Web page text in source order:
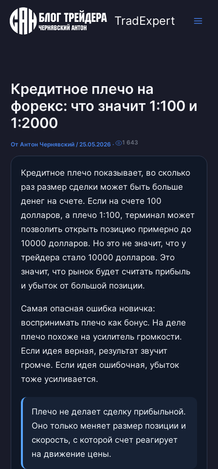
Перейти
содержимому
TradExpert
Кредитное плечо на
форекс: что значит 1:100 и
1:2000
ОтАнтон Чернявский/25.05.2026 · 1 643
Кредитное плечо показывает, во сколько
раз размер сделки может быть больше
денег на счете. Если на счете 100
долларов, а плечо 1:100, терминал может
позволить открыть позицию примерно до
10000 долларов. Но это не значит, что у
трейдера стало 10000 долларов. Это
значит, что рынок будет считать прибыль
и убыток от большой позиции.
Самая опасная ошибка новичка:
воспринимать плечо как бонус. На деле
плечо похоже на усилитель громкости.
Если идея верная, результат звучит
громче. Если идея ошибочная, убыток
тоже усиливается.
Плечо не делает сделку прибыльной.
Оно только меняет размер позиции и
скорость, с которой счет реагирует
на движение цены.